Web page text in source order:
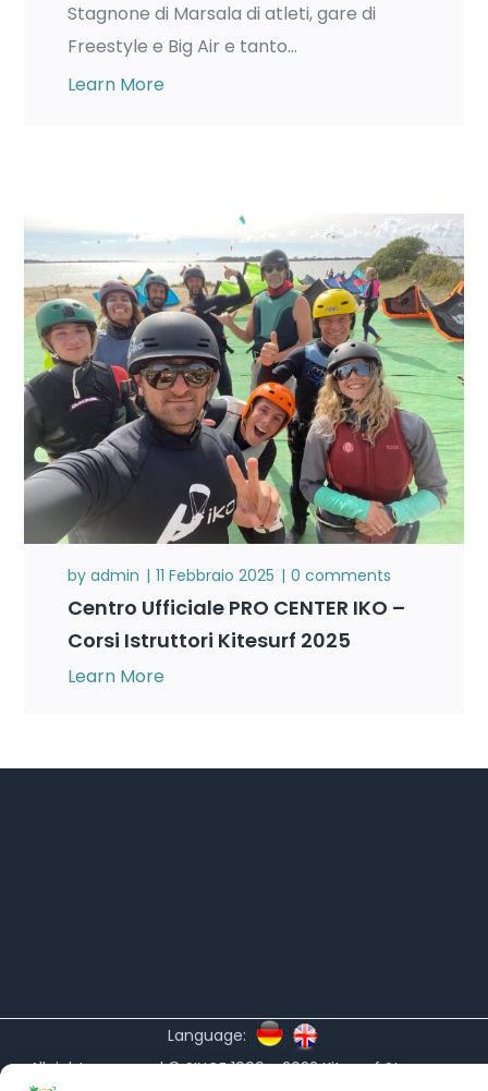
Stagnone di Marsala di atleti, gare di
Freestyle e Big Air e tanto...
Learn More
byadmin 11 Febbraio 2025 0 comments
Centro Ufficiale PRO CENTER IKO –
Corsi Istruttori Kitesurf 2025
Learn More
Language:
All rights reserved © SINCE 1999 - 2022Kitesurf Stagnone